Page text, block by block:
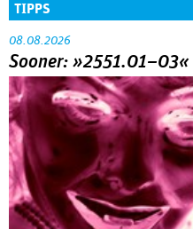
TIPPS
08.08.2026
Sooner: »2551.01–03«